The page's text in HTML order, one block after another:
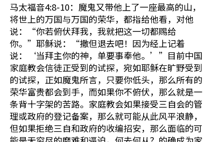
马太福音4:8-10：魔鬼又带他上了一座最高的山，
将世上的万国与万国的荣华，都指给他看，对他
说：“你若俯伏拜我，我就把这一切都赐给
你。”耶稣说：“撒但退去吧！因为经上记着
说：‘当拜主你的神，单要事奉他。’”目前中国
家庭教会信徒正受到的试探，宛如耶稣在旷野受到
的试探，正如魔鬼所言，只要你低头，那么所有的
荣华富贵都会到手，而如果你不俯伏，那么就是一
条背十字架的苦路。家庭教会如果接受三自会的管
理或政府的登记备案，那么就可能从此风平浪静，
但如果拒绝三自和政府的收编招安，那么面临的可